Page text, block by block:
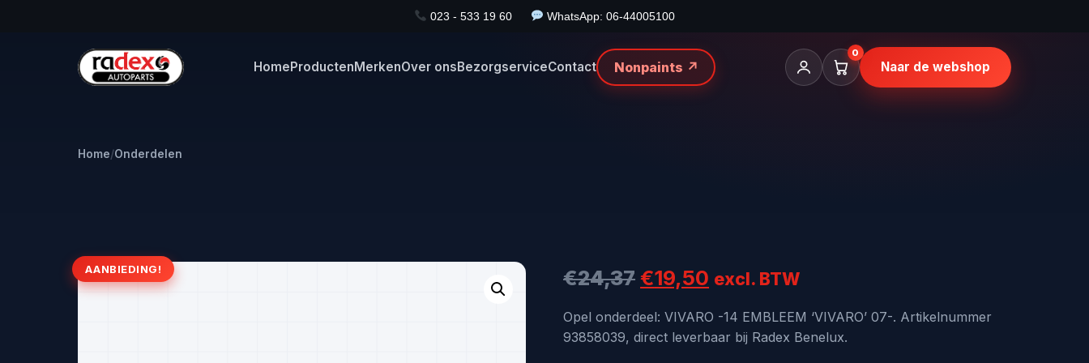
023 - 533 19 60 WhatsApp: 06-44005100
HomeProductenMerkenOver onsBezorgserviceContact Nonpaints ↗
0
Naar de webshop
Home/Onderdelen
AANBIEDING! €24,37Oorspronkelijke
prijs
was:
€19,50 Huidige
prijs
is:
excl. BTW
Opel onderdeel: VIVARO -14 EMBLEEM ‘VIVARO’ 07-. Artikelnummer
93858039, direct leverbaar bij Radex Benelux.